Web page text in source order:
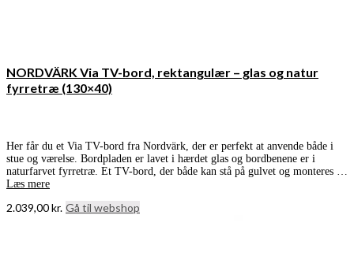
NORDVÄRK Via TV-bord, rektangulær – glas og natur
fyrretræ (130×40)
Her får du et Via TV-bord fra Nordvärk, der er perfekt at anvende både i
stue og værelse. Bordpladen er lavet i hærdet glas og bordbenene er i
naturfarvet fyrretræ. Et TV-bord, der både kan stå på gulvet og monteres …
Læs mere
2.039,00kr. Gå til webshop